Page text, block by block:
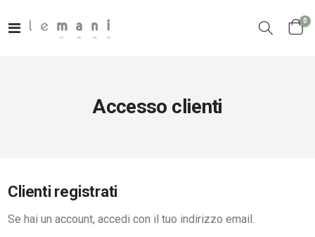
Toggle
Cart
0
Accesso clienti
Clienti registrati
Se hai un account, accedi con il tuo indirizzo email.